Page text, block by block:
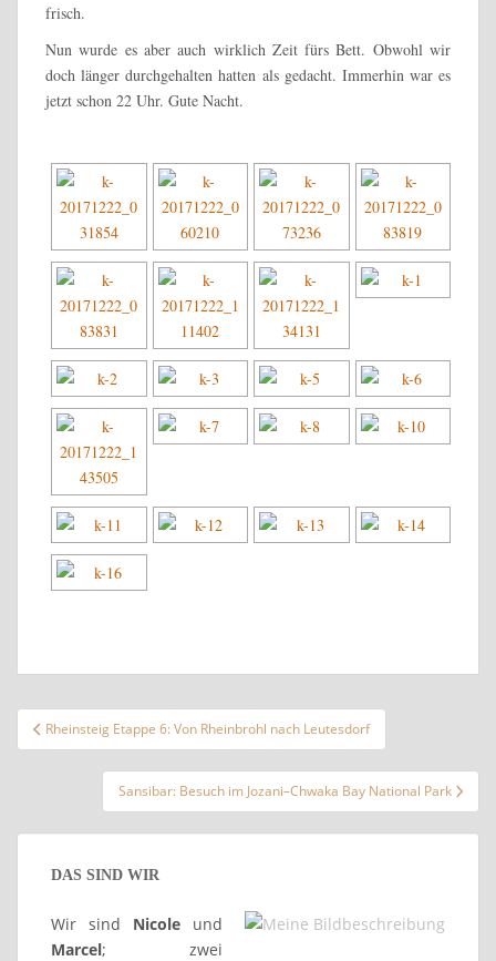
frisch.
Nun wurde es aber auch wirklich Zeit fürs Bett. Obwohl wir
doch länger durchgehalten hatten als gedacht. Immerhin war es
jetzt schon 22 Uhr. Gute Nacht.
Beitragsnavigation
Rheinsteig Etappe 6: Von Rheinbrohl nach Leutesdorf
Sansibar: Besuch im Jozani–Chwaka Bay National Park
DAS SIND WIR
Wir sind Nicole und
Marcel; zwei